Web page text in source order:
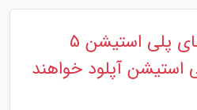
عکس ها و ویدیوهای پلی استیشن 5
استیشن آپلود خواهند